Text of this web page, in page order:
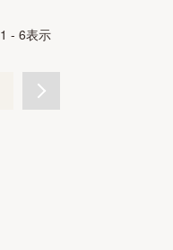
1 - 6表示